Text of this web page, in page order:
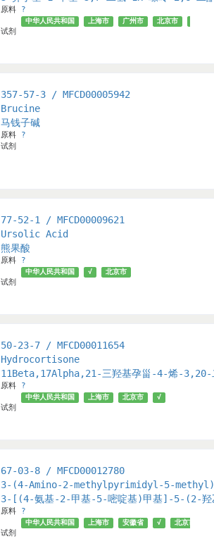
原料 ?
试剂
中华人民共和国 上海市 广州市 北京市
357-57-3 / MFCD00005942
Brucine
马钱子碱
原料 ?
试剂
77-52-1 / MFCD00009621
Ursolic Acid
熊果酸
原料 ?
试剂
中华人民共和国 √ 北京市
50-23-7 / MFCD00011654
Hydrocortisone
11Beta,17Alpha,21-三羟基孕甾-4-烯-3,20-
原料 ?
试剂
中华人民共和国 上海市 北京市 √
67-03-8 / MFCD00012780
3-​(4-​Amino-​2-​methylpyrimidyl-​5-​
3-[(4-氨基-2-甲基-5-嘧啶基)甲基]-5-(2-羟
原料 ?
试剂
中华人民共和国 上海市 安徽省 √ 北京市